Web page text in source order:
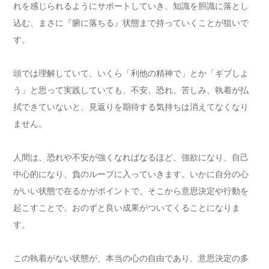
れを感じられるようにサポートしていき、知識を胆識に落とし
込む、まさに『腑に落ちる』状態まで持っていくことが狙いで
す。
頭では理解していて、いくら「利他の精神で」とか「ギブしよ
う」と思って実践していても、不安、恐れ、苦しみ、執着が払
拭できていないと、見返りを期待する気持ちは消えてなくなり
ません。
人間は、恐れや不安が強くなればなるほど、強欲になり、自己
中心的になり、負のループに入っていきます。いかに自分の心
がいい状態で在るかがポイントで、そこから意思決定や行動を
起こすことで、おのずと良い成果がついてくることになりま
す。
この執着がない状態が、本当の心の自由であり、意思決定の多